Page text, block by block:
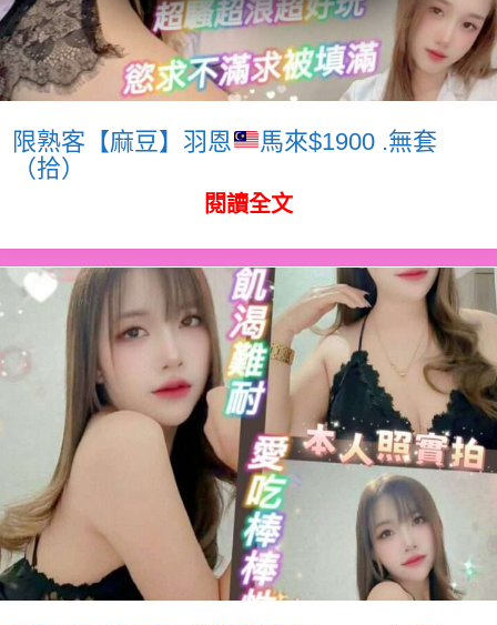
限熟客【麻豆】羽恩
馬來$1900 .無套
（拾）
閱讀全文